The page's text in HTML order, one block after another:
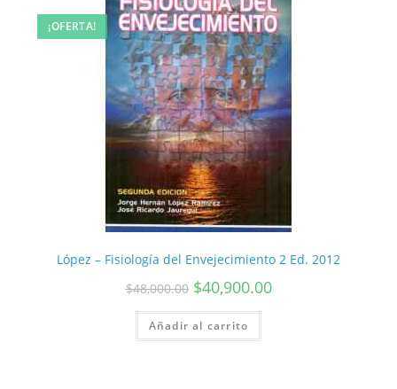
¡OFERTA!
López – Fisiología del Envejecimiento 2 Ed. 2012
$48,000.00 $40,900.00
Añadir al carrito